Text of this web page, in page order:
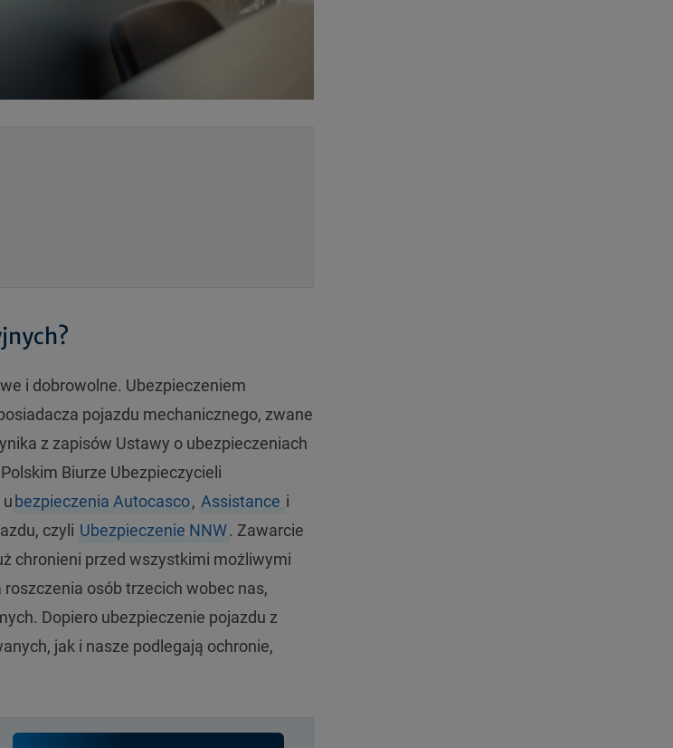
i dobrowolne. Ubezpieczeniem
pojazdu mechanicznego, zwane
z zapisów Ustawy o ubezpieczeniach
Biurze Ubezpieczycieli
bezpieczenia Autocasco, Assistance i
czyli Ubezpieczenie NNW. Zawarcie
chronieni przed wszystkimi możliwymi
osób trzecich wobec nas,
Dopiero ubezpieczenie pojazdu z
jak i nasze podlegają ochronie,